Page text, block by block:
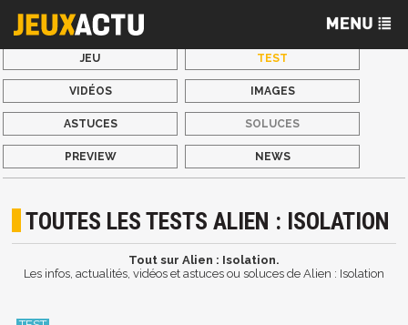
JEU TEST
VIDÉOS IMAGES
ASTUCES SOLUCES
PREVIEW NEWS
TOUTES LES TESTS ALIEN : ISOLATION
Tout sur Alien : Isolation.
Les infos, actualités, vidéos et astuces ou soluces de Alien : Isolation